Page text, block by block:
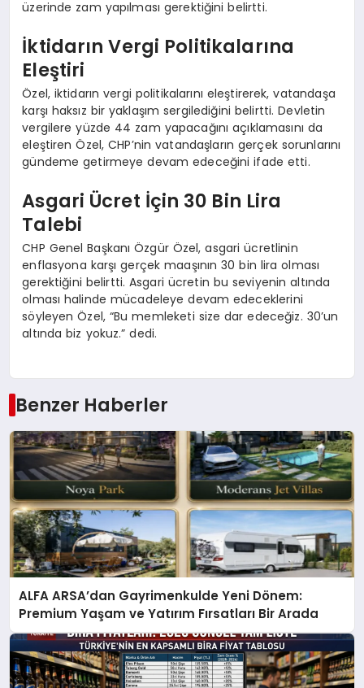
üzerinde zam yapılması gerektiğini belirtti.
İktidarın Vergi Politikalarına
Eleştiri
Özel, iktidarın vergi politikalarını eleştirerek, vatandaşa
karşı haksız bir yaklaşım sergilediğini belirtti. Devletin
vergilere yüzde 44 zam yapacağını açıklamasını da
eleştiren Özel, CHP’nin vatandaşların gerçek sorunlarını
gündeme getirmeye devam edeceğini ifade etti.
Asgari Ücret İçin 30 Bin Lira
Talebi
CHP Genel Başkanı Özgür Özel, asgari ücretlinin
enflasyona karşı gerçek maaşının 30 bin lira olması
gerektiğini belirtti. Asgari ücretin bu seviyenin altında
olması halinde mücadeleye devam edeceklerini
söyleyen Özel, “Bu memleketi size dar edeceğiz. 30’un
altında biz yokuz.” dedi.
Benzer Haberler
ALFA ARSA’dan Gayrimenkulde Yeni Dönem:
Premium Yaşam ve Yatırım Fırsatları Bir Arada